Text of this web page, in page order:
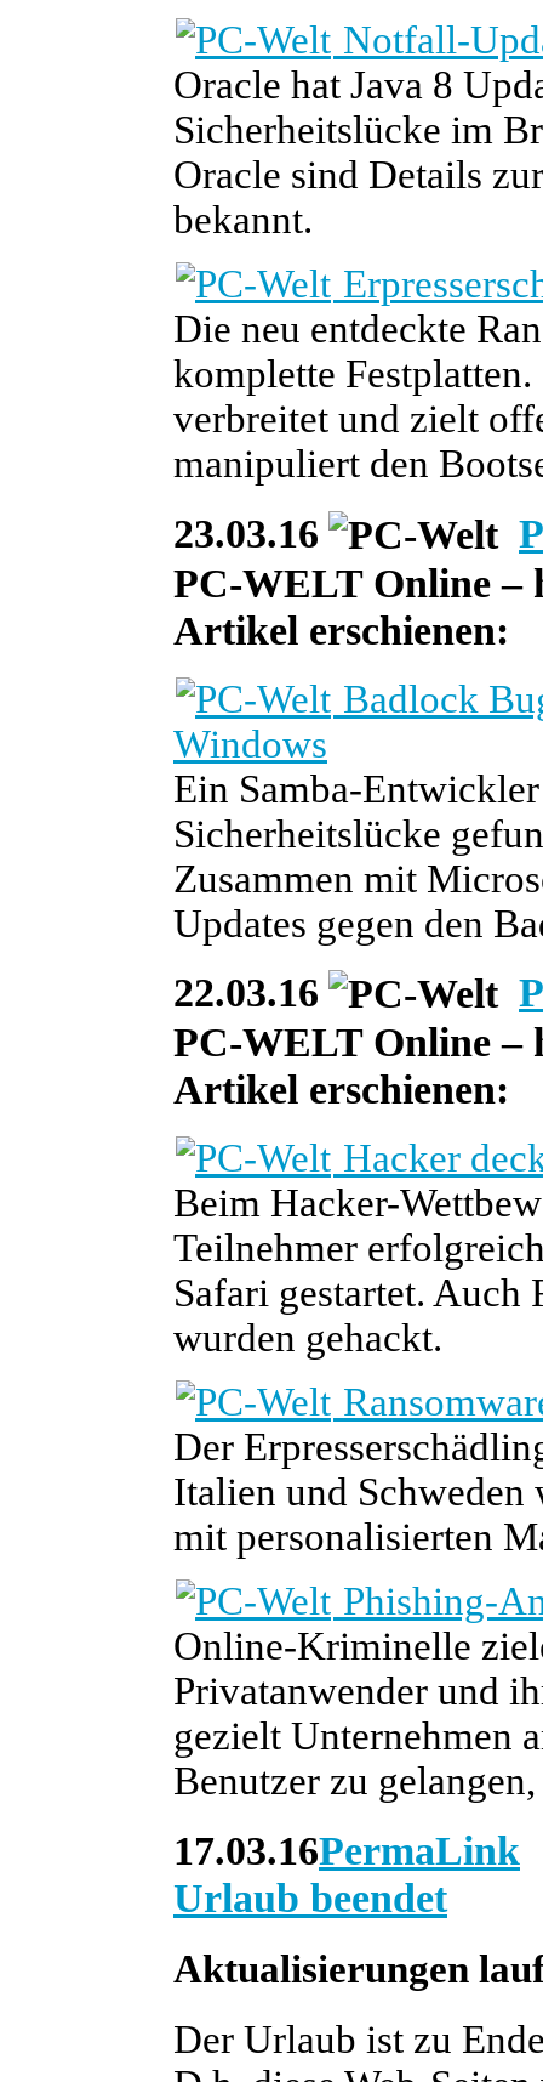
Notfall-
Oracle hat Java 8
Sicherheitslücke im
Oracle sind Details
bekannt.
Die neu entdeckte
komplette
verbreitet und zielt
manipuliert den
23.03.16
PC-WELT Online –
Artikel erschienen:
Badlock
Windows
Ein Samba-
Sicherheitslücke
Zusammen mit
Updates gegen den
22.03.16
PC-WELT Online –
Artikel erschienen:
Hacker
Beim Hacker-
Teilnehmer
Safari gestartet. Auch
wurden gehackt.
Der
Italien und Schweden
mit personalisierten
Phishing-
Online-Kriminelle
Privatanwender und
gezielt Unternehmen
Benutzer zu
17.03.16PermaLink
Urlaub beendet
Aktualisierungen
Der Urlaub ist zu